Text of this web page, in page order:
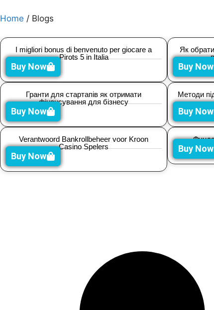
Home / Blogs
I migliori bonus di benvenuto per giocare a
Pirots 5 in Italia
Buy Now
Як
Buy Now
Гранти для стартапів як отримати
фінансування для бізнесу
Buy Now
Методи
Buy Now
Verantwoord Bankrollbeheer voor Kroon
Casino Spelers
Buy Now
Buy Now